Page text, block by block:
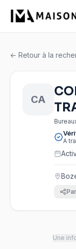
← Retour à la
CA
A
Une